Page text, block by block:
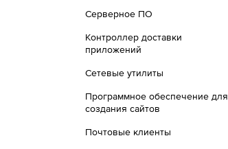
Серверное ПО
Контроллер доставки
приложений
Сетевые утилиты
Программное обеспечение для
создания сайтов
Почтовые клиенты